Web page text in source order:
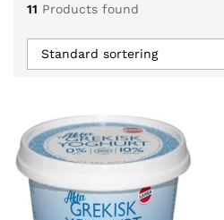
11 Products found
Standard sortering